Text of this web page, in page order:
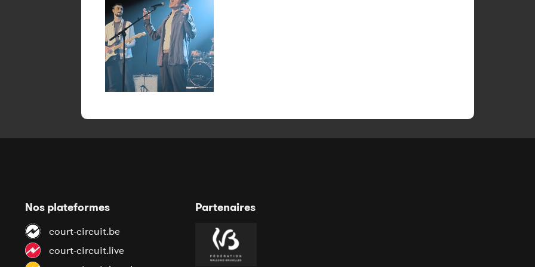
Nos plateformes
court-circuit.be
court-circuit.live
Partenaires